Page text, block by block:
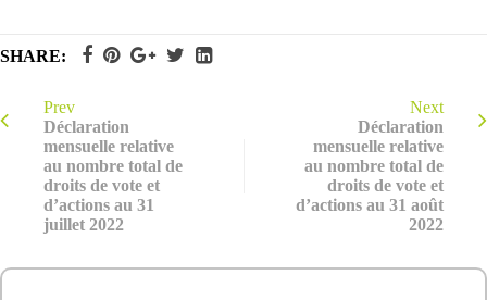
SHARE:
Prev
Déclaration
mensuelle relative
au nombre total de
droits de vote et
d’actions au 31
juillet 2022
Next
Déclaration
mensuelle relative
au nombre total de
droits de vote et
d’actions au 31 août
2022